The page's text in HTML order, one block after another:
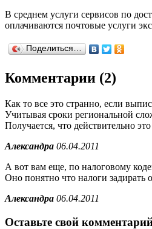
В среднем услуги сервисов по
оплачиваются почтовые услуги
Поделиться…
Комментарии (2)
Как то все это странно, если
Учитывая сроки региональной
Получается, что действительно
Александра 06.04.2011
А вот вам еще, по налоговому
Оно понятно что налоги задирать
Александра 06.04.2011
Оставьте свой